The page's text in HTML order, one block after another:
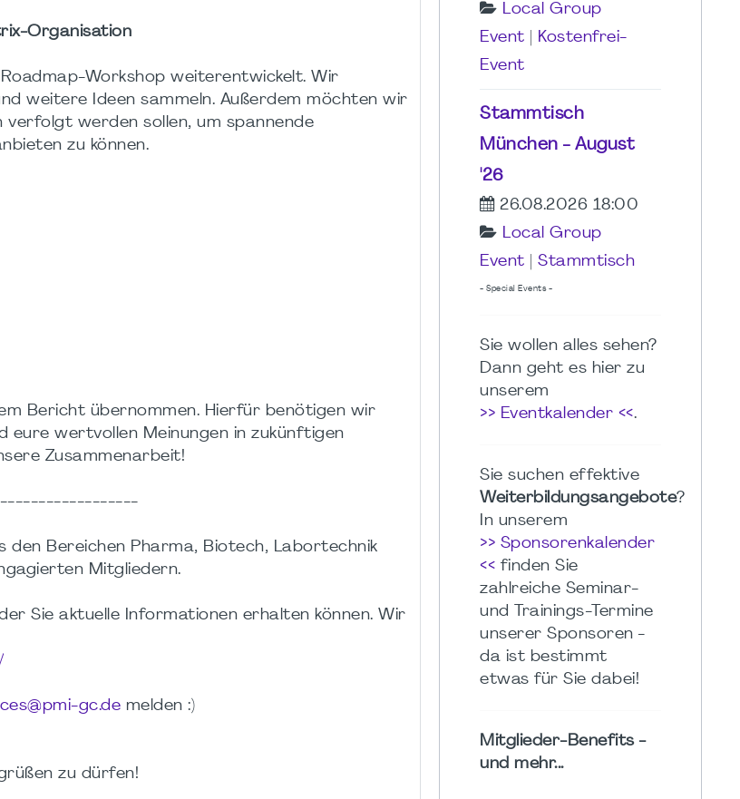
Organisation
Workshop weiterentwickelt. Wir
weitere Ideen sammeln. Außerdem möchten wir
verfolgt werden sollen, um spannende
zu können.
Bericht übernommen. Hierfür benötigen wir
eure wertvollen Meinungen in zukünftigen
Zusammenarbeit!
Bereichen Pharma, Biotech, Labortechnik
Mitgliedern.
Sie aktuelle Informationen erhalten können. Wir
gc.de melden :)
zu dürfen!
Local Group
Event
Kostenfrei-
Event
Stammtisch
München - August
'26
26.08.2026 18:00
Local Group
Event
Stammtisch
- Special Events -
Sie wollen alles sehen?
Dann geht es hier zu
unserem
>> Eventkalender <<.
Sie suchen effektive
Weiterbildungsangebote?
In unserem
>> Sponsorenkalender
<< finden Sie
zahlreiche Seminar-
und Trainings-Termine
unserer Sponsoren -
da ist bestimmt
etwas für Sie dabei!
Mitglieder-Benefits -
und mehr...